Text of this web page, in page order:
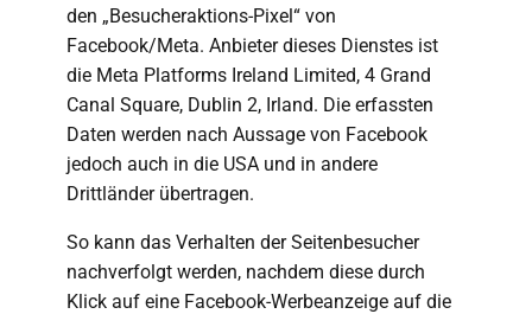
den „Besucheraktions-Pixel“ von
Facebook/Meta. Anbieter dieses Dienstes ist
die Meta Platforms Ireland Limited, 4 Grand
Canal Square, Dublin 2, Irland. Die erfassten
Daten werden nach Aussage von Facebook
jedoch auch in die USA und in andere
Drittländer übertragen.
So kann das Verhalten der Seitenbesucher
nachverfolgt werden, nachdem diese durch
Klick auf eine Facebook-Werbeanzeige auf die